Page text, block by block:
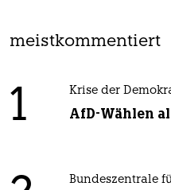
meistkommentiert
1 Krise der
AfD-Wählen
Bundeszentrale